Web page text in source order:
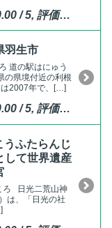
/ 5, 評価済
羽生市
道の駅はにゅう
の県境付近の利根
は2007年で、[…]
/ 5, 評価済
うふたらんじ
して世界遺産
ろ 日光二荒山神
は、「日光の社